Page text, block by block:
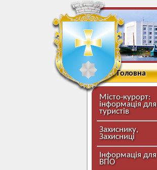
Головна
Місто-курорт:
інформація для
туристів
Захиснику,
Захисниці
Інформація для
ВПО